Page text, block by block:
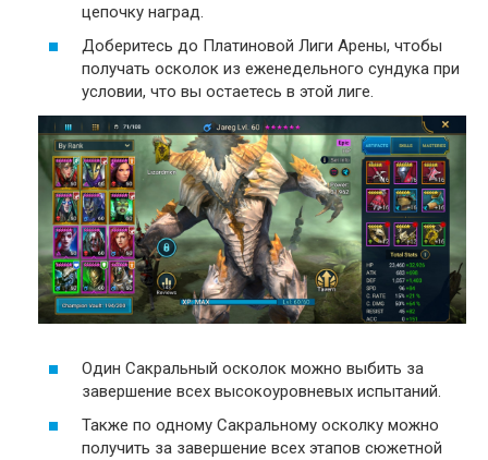
цепочку наград.
Доберитесь до Платиновой Лиги Арены, чтобы
получать осколок из еженедельного сундука при
условии, что вы остаетесь в этой лиге.
Один Сакральный осколок можно выбить за
завершение всех высокоуровневых испытаний.
Также по одному Сакральному осколку можно
получить за завершение всех этапов сюжетной